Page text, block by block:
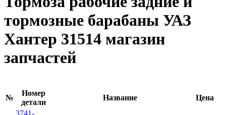
тормозные барабаны УАЗ
Хантер 31514 магазин
запчастей
№
Номер
детали
Название Цена
3741-